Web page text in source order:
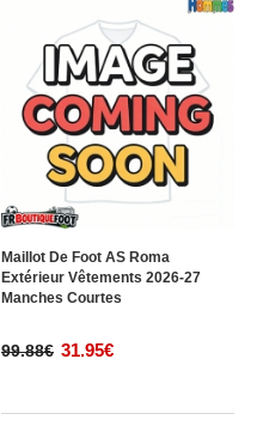
Maillot De Foot AS Roma
Extérieur Vêtements 2026-27
Manches Courtes
99.88€ 31.95€